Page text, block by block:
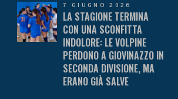
7 GIUGNO 2026
LA STAGIONE TERMINA
CON UNA SCONFITTA
INDOLORE: LE VOLPINE
PERDONO A GIOVINAZZO IN
SECONDA DIVISIONE, MA
ERANO GIÀ SALVE